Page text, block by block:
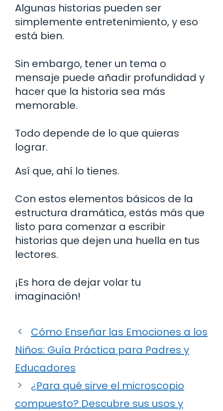
Algunas historias pueden ser
simplemente entretenimiento, y eso
está bien.
Sin embargo, tener un tema o
mensaje puede añadir profundidad y
hacer que la historia sea más
memorable.
Todo depende de lo que quieras
lograr.
Así que, ahí lo tienes.
Con estos elementos básicos de la
estructura dramática, estás más que
listo para comenzar a escribir
historias que dejen una huella en tus
lectores.
¡Es hora de dejar volar tu
imaginación!
Cómo Enseñar las Emociones a los
Niños: Guía Práctica para Padres y
Educadores
¿Para qué sirve el microscopio
compuesto? Descubre sus usos y